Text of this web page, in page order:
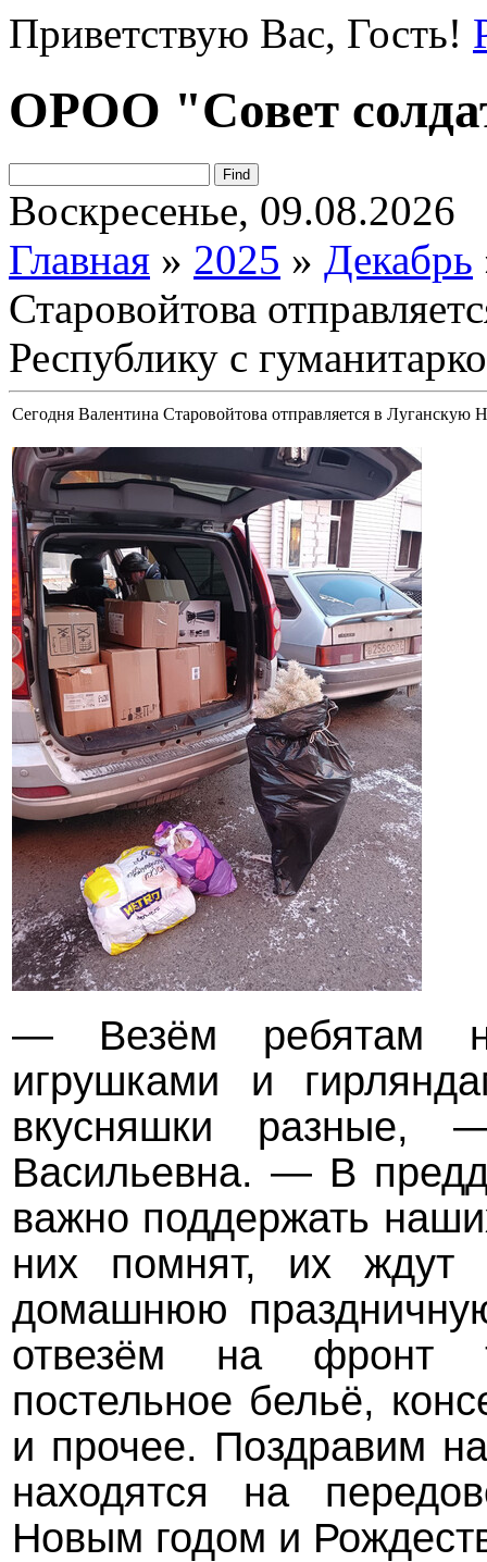
Приветствую Вас, Гость!
ОРОО "Совет
Воскресенье, 09.08.2026
Главная » 2025 » Декабрь
Старовойтова
Республику с
Сегодня Валентина Старовойтова отправляется в
— Везём ребятам
игрушками и
вкусняшки разные,
Васильевна. — В
важно поддержать
них помнят, их ждут
домашнюю
отвезём на фронт
постельное бельё,
и прочее. Поздравим
находятся на
Новым годом и